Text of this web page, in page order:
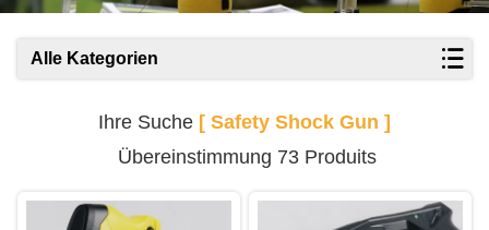
Alle Kategorien
Ihre Suche [ Safety Shock Gun ]
Übereinstimmung 73 Produits